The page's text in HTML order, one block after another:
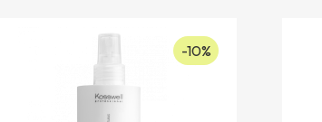
-10%